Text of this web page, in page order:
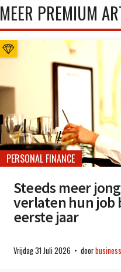
MEER PREMIUM
PERSONAL FINANCE
Steeds meer
verlaten hun job
eerste jaar
Vrijdag 31 Juli 2026 door